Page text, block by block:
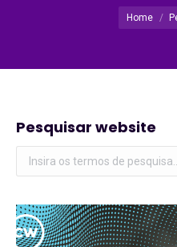
Você está
Home
Pesquisar website
Pesquisar: